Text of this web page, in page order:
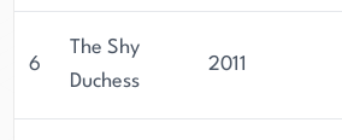
6
The Shy
Duchess
2011